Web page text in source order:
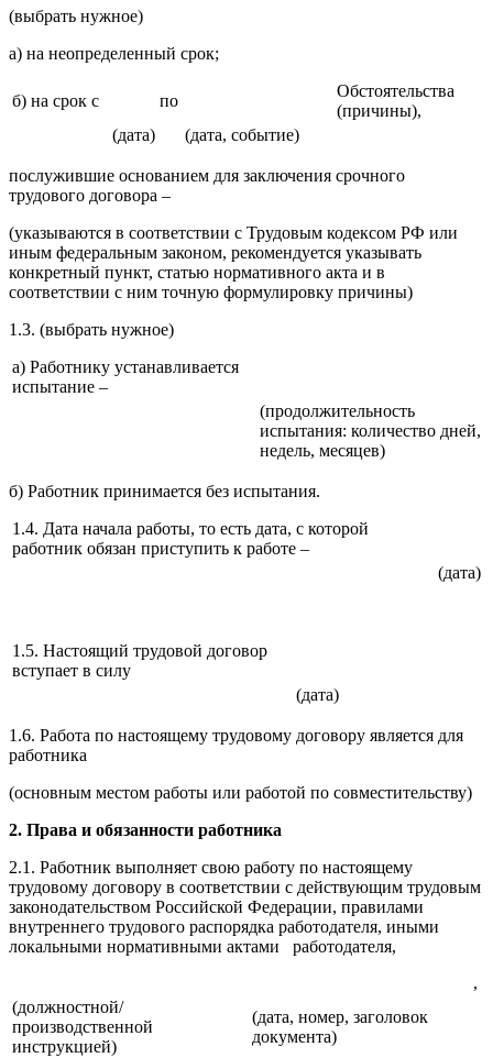
(выбрать нужное)
а) на неопределенный срок;
б) на срок с по
Обстоятельства
(причины),
(дата)
(дата, событие)
послужившие основанием для заключения срочного
трудового договора –
(указываются в соответствии с Трудовым кодексом РФ или
иным федеральным законом, рекомендуется указывать
конкретный пункт, статью нормативного акта и в
соответствии с ним точную формулировку причины)
1.3. (выбрать нужное)
а) Работнику устанавливается
испытание –
(продолжительность
испытания: количество дней,
недель, месяцев)
б) Работник принимается без испытания.
1.4. Дата начала работы, то есть дата, с которой
работник обязан приступить к работе –
(дата)
1.5. Настоящий трудовой договор
вступает в силу
(дата)
1.6. Работа по настоящему трудовому договору является для
работника
(основным местом работы или работой по совместительству)
2. Права и обязанности работника
2.1. Работник выполняет свою работу по настоящему
трудовому договору в соответствии с действующим трудовым
законодательством Российской Федерации, правилами
внутреннего трудового распорядка работодателя, иными
локальными нормативными актами работодателя,
,
(должностной/
производственной
инструкцией)
(дата, номер, заголовок
документа)